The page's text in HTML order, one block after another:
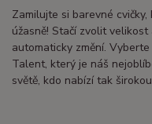
Zamilujte si barevné
úžasně! Stačí zvolit
automaticky změní.
Talent, který je náš
světě, kdo nabízí tak